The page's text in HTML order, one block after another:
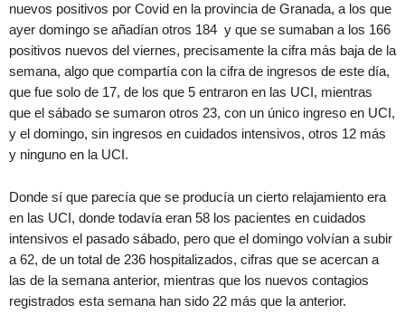
nuevos positivos por Covid en la provincia de Granada, a los que
ayer domingo se añadían otros 184 y que se sumaban a los 166
positivos nuevos del viernes, precisamente la cifra más baja de la
semana, algo que compartía con la cifra de ingresos de este día,
que fue solo de 17, de los que 5 entraron en las UCI, mientras
que el sábado se sumaron otros 23, con un único ingreso en UCI,
y el domingo, sin ingresos en cuidados intensivos, otros 12 más
y ninguno en la UCI.
Donde sí que parecía que se producía un cierto relajamiento era
en las UCI, donde todavía eran 58 los pacientes en cuidados
intensivos el pasado sábado, pero que el domingo volvían a subir
a 62, de un total de 236 hospitalizados, cifras que se acercan a
las de la semana anterior, mientras que los nuevos contagios
registrados esta semana han sido 22 más que la anterior.